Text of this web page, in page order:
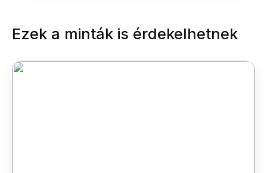
Ezek a minták is érdekelhetnek